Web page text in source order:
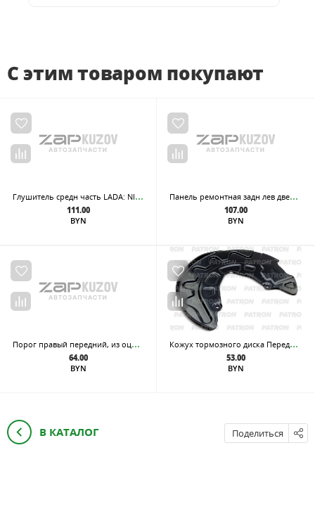
С этим товаром покупают
Глу
шитель средн часть LADA: NIVA 76-95
111.00
BYN
Пан
ель ремонтная задн лев дверь нижн внутр Ford - Transit Mk III 86-99
107.00
BYN
Пор
ог правый передний, из оцинкованной стали
64.00
BYN
Кож
ух тормозного диска Передний левый AUDI: A3 (8V) 2013-, TT (8S) 2015- SEAT Leon (5F) 2013- SKODA: Octavia (A7) 2013-, Superb 2015- VW: Golf VII 2012-, Passat (B8) 2
53.00
BYN
В КАТАЛОГ Поделиться